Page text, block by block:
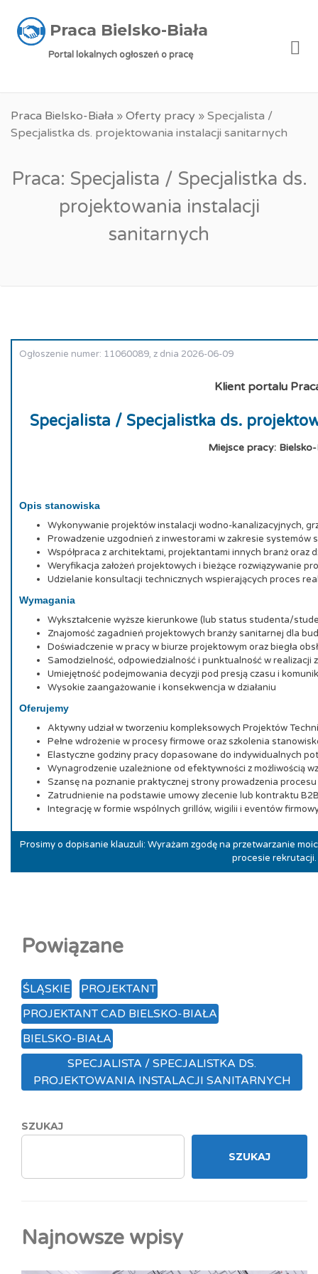
Praca Bielsko-Biała
Portal lokalnych ogłoszeń o pracę
Praca Bielsko-Biała » Oferty pracy » Specjalista /
Specjalistka ds. projektowania instalacji sanitarnych
Praca: Specjalista / Specjalistka ds.
projektowania instalacji
sanitarnych
Ogłoszenie numer: 11060089, z dnia 2026-06-09
Klient portalu
Specjalista / Specjalistka ds.
Miejsce pracy: Bielsko-
Opis stanowiska
Wykonywanie projektów instalacji wodno-kanalizacyjnych,
Prowadzenie uzgodnień z inwestorami w zakresie
Współpraca z architektami, projektantami innych branż oraz
Weryfikacja założeń projektowych i bieżące rozwiązywanie
Udzielanie konsultacji technicznych wspierających proces
Wymagania
Wykształcenie wyższe kierunkowe (lub status studenta/
Znajomość zagadnień projektowych branży sanitarnej dla
Doświadczenie w pracy w biurze projektowym oraz biegła
Samodzielność, odpowiedzialność i punktualność w realizacji
Umiejętność podejmowania decyzji pod presją czasu i
Wysokie zaangażowanie i konsekwencja w działaniu
Oferujemy
Aktywny udział w tworzeniu kompleksowych Projektów
Pełne wdrożenie w procesy firmowe oraz szkolenia
Elastyczne godziny pracy dopasowane do indywidualnych
Wynagrodzenie uzależnione od efektywności z możliwością
Szansę na poznanie praktycznej strony prowadzenia
Zatrudnienie na podstawie umowy zlecenie lub kontraktu
Integrację w formie wspólnych grillów, wigilii i eventów
Prosimy o dopisanie klauzuli: Wyrażam zgodę na przetwarzanie
procesie rekrutacji.
Powiązane
ŚLĄSKIE
PROJEKTANT
PROJEKTANT CAD BIELSKO-BIAŁA
BIELSKO-BIAŁA
SPECJALISTA / SPECJALISTKA DS.
PROJEKTOWANIA INSTALACJI SANITARNYCH
SZUKAJ
SZUKAJ
Najnowsze wpisy